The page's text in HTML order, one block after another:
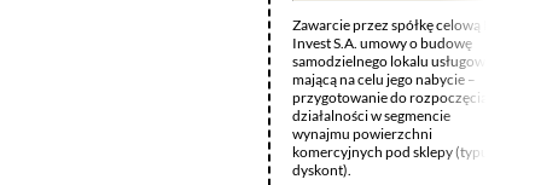
Zawarcie przez spółkę celową ED
Invest S.A. umowy o budowę
samodzielnego lokalu usługowego
mającą na celu jego nabycie –
przygotowanie do rozpoczęcia
działalności w segmencie
wynajmu powierzchni
komercyjnych pod sklepy (typu
dyskont).